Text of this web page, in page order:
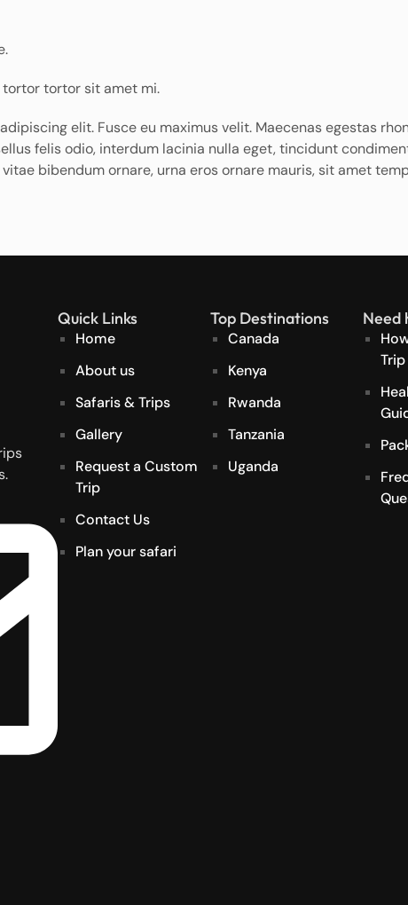
tortor tortor sit amet mi.
elit. Fusce eu maximus velit. Maecenas egestas
felis odio, interdum lacinia nulla eget, tincidunt
bibendum ornare, urna eros ornare mauris, sit amet
Quick Links
Home
About us
Safaris & Trips
Gallery
Request a Custom
Trip
Contact Us
Plan your safari
Top Destinations
Canada
Kenya
Rwanda
Tanzania
Uganda
Need
Trip